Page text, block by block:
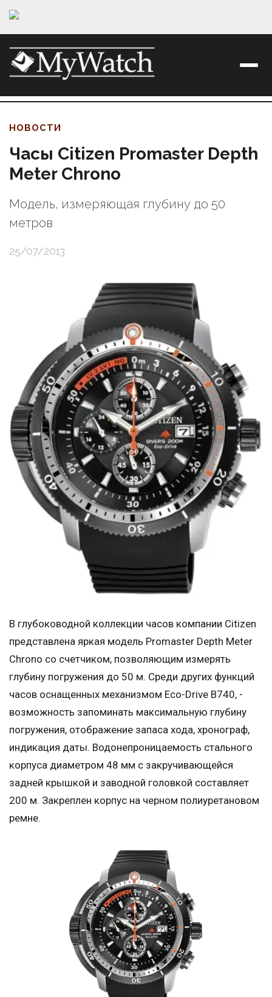
НОВОСТИ
Часы Citizen Promaster Depth
Meter Chrono
Модель, измеряющая глубину до 50
метров
25/07/2013
В глубоководной коллекции часов компании Citizen
представлена яркая модель Promaster Depth Meter
Chrono со счетчиком, позволяющим измерять
глубину погружения до 50 м. Среди других функций
часов оснащенных механизмом Eco-Drive B740, -
возможность запоминать максимальную глубину
погружения, отображение запаса хода, хронограф,
индикация даты. Водонепроницаемость стального
корпуса диаметром 48 мм с закручивающейся
задней крышкой и заводной головкой составляет
200 м. Закреплен корпус на черном полиуретановом
ремне.